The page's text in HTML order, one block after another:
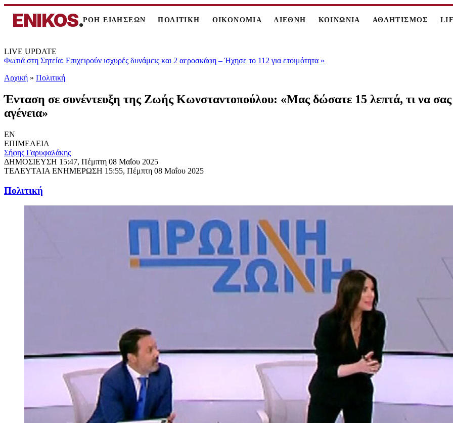
ENIKOS.ΡΟΗ ΕΙΔΗΣΕΩΝ ΠΟΛΙΤΙΚΗ ΟΙΚΟΝΟΜΙΑ ΔΙΕΘΝΗ ΚΟΙΝΩΝΙΑ ΑΘΛΗΤΙΣΜΟΣ
LIVE UPDATE
Φωτιά στη Σητεία: Επιχειρούν ισχυρές δυνάμεις και 2 αεροσκάφη – Ήχησε το 112 για ετοιμότητα »
Αρχική » Πολιτική
Ένταση σε συνέντευξη της Ζωής Κωνσταντοπούλου: «Μας δώσατε 15 λεπτά, τι να
αγένεια»
EN
ΕΠΙΜΕΛΕΙΑ
Σήφης Γαρυφαλάκης
ΔΗΜΟΣΙΕΥΣΗ 15:47, Πέμπτη 08 Μαΐου 2025
ΤΕΛΕΥΤΑΙΑ ΕΝΗΜΕΡΩΣΗ 15:55, Πέμπτη 08 Μαΐου 2025
Πολιτική